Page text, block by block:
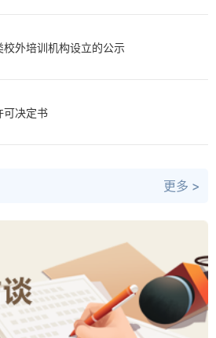
校外培训机构设立的公示
可决定书
更多 >